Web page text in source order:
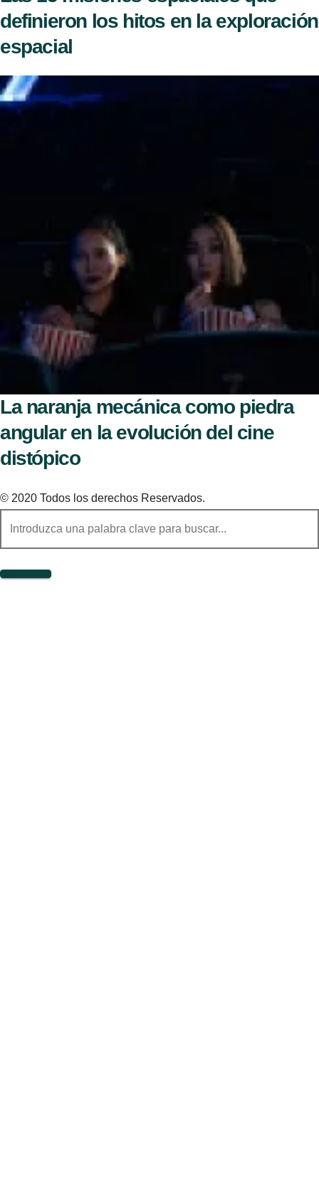
definieron los hitos en la exploración
espacial
La naranja mecánica como piedra
angular en la evolución del cine
distópico
© 2020 Todos los derechos Reservados.